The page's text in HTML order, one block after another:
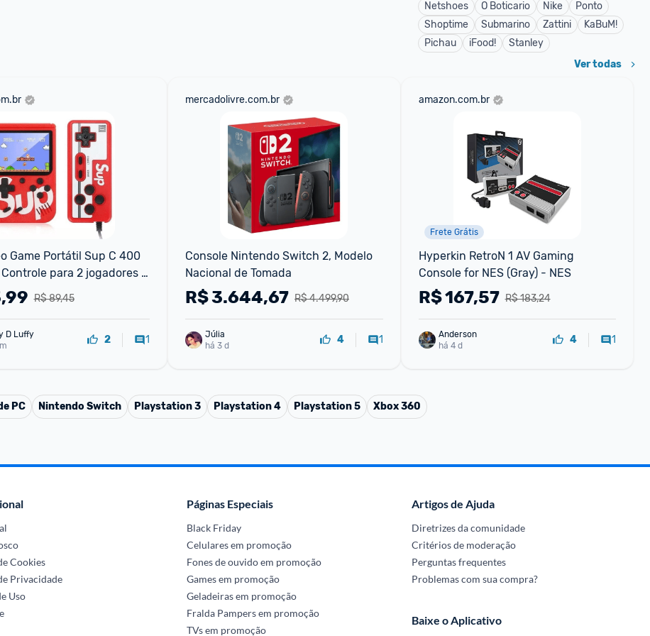
Netshoes
O Boticario Nike
Ponto
Shoptime
Submarino Zattini
KaBuM!
Pichau
iFood! Stanley
Ver todas
Game Portátil Sup C 400
Controle para 2 jogadores
R$ 89,45
D Luffy
2 1
mercadolivre.com.br
Console Nintendo Switch 2, Modelo
Nacional de Tomada
R$ 4.499,90
R$3.644,67
Júlia
há 3 d
4 1
amazon.com.br
Frete Grátis
Hyperkin RetroN 1 AV Gaming
Console for NES (Gray) - NES
R$ 183,24
R$167,57
Anderson
há 4 d
4 1
PC Nintendo Switch Playstation 3 Playstation 4 Playstation 5 Xbox 360
Cookies
Privacidade
Uso
Páginas Especiais
Black Friday
Celulares em promoção
Fones de ouvido em promoção
Games em promoção
Geladeiras em promoção
Fralda Pampers em promoção
TVs em promoção
Artigos de Ajuda
Diretrizes da comunidade
Critérios de moderação
Perguntas frequentes
Problemas com sua compra?
Baixe o Aplicativo